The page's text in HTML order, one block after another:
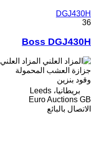
DGJ430H
36
Boss DGJ430H
المزاد العلني
جزازة العشب المحمولة
وقود بنزين
بريطانيا، Leeds
Euro Auctions GB
الاتصال بالبائع